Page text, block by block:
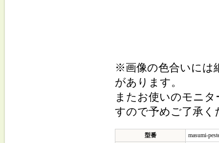
※画像の色合いには
があります。
またお使いのモニ
すので予めご了承く
型番
masumi-